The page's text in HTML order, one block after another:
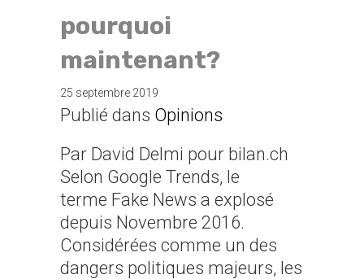
pourquoi
maintenant?
25 septembre 2019
Publié dans Opinions
Par David Delmi pour bilan.ch
Selon Google Trends, le
terme Fake News a explosé
depuis Novembre 2016.
Considérées comme un des
dangers politiques majeurs, les